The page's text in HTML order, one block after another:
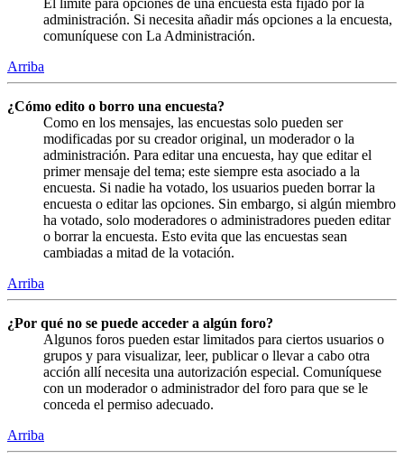
administración. Si necesita añadir más opciones a la encuesta,
comuníquese con La Administración.
Arriba
¿Cómo edito o borro una encuesta?
Como en los mensajes, las encuestas solo pueden ser
modificadas por su creador original, un moderador o la
administración. Para editar una encuesta, hay que editar el
primer mensaje del tema; este siempre esta asociado a la
encuesta. Si nadie ha votado, los usuarios pueden borrar la
encuesta o editar las opciones. Sin embargo, si algún miembro
ha votado, solo moderadores o administradores pueden editar
o borrar la encuesta. Esto evita que las encuestas sean
cambiadas a mitad de la votación.
Arriba
¿Por qué no se puede acceder a algún foro?
Algunos foros pueden estar limitados para ciertos usuarios o
grupos y para visualizar, leer, publicar o llevar a cabo otra
acción allí necesita una autorización especial. Comuníquese
con un moderador o administrador del foro para que se le
conceda el permiso adecuado.
Arriba